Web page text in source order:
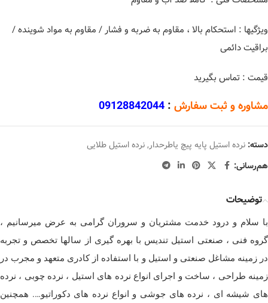
ویژگیها : استحکام بالا ، مقاوم به ضربه و فشار / مقاوم به مواد شوینده /
براقیت دائمی
قیمت : تماس بگیرید
مشاوره و ثبت سفارش :
09128842044
دسته: نرده استیل پایه پیچ یاطرحدار,نرده استیل طلایی
هم‌رسانی:
توضیحات
با سلام و درود خدمت مشتریان و سروران گرامی به عرض میرسانیم ،
گروه فنی ، صنعتی استیل تندیس با بهره گیری از سالها تخصص و تجربه
در زمینه مشاغل صنعتی و استیل و با استفاده از کادری متعهد و مجرب در
زمینه طراحی ، ساخت و اجرای انواع نرده های استیل ، نرده چوبی ، نرده
های شیشه ای ، نرده های جوشی و انواع نرده های دکوراتیو…. همچنین